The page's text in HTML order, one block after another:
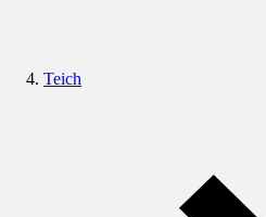
Teich